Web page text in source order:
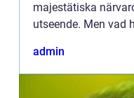
majestätiska
utseende. Men vad
admin